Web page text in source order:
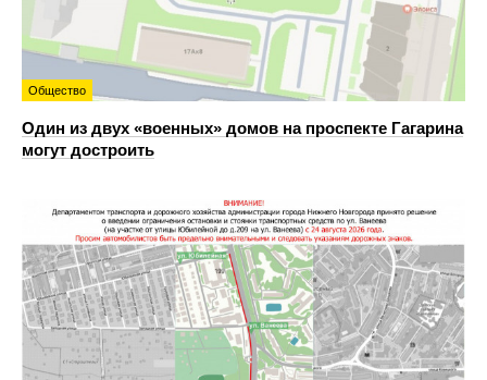
Общество
Один из двух «военных» домов на проспекте Гагарина
могут достроить